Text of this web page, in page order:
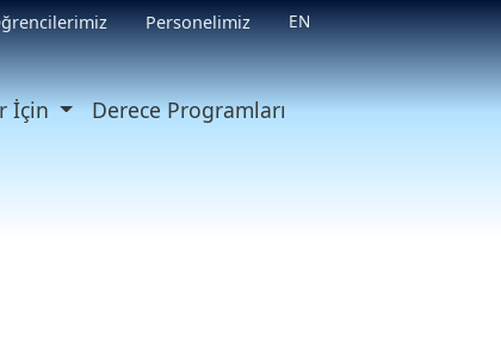
Personelimiz EN
İçin Derece Programları